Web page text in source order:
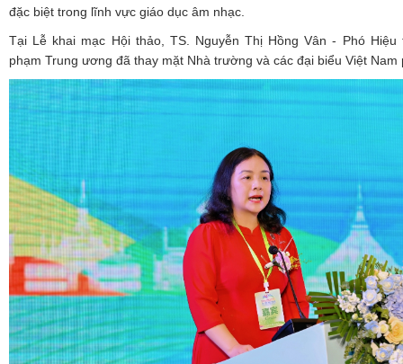
đặc biệt trong lĩnh vực giáo dục âm nhạc.
Tại Lễ khai mạc Hội thảo, TS. Nguyễn Thị Hồng Vân - Phó
phạm Trung ương đã thay mặt Nhà trường và các đại biểu Việt